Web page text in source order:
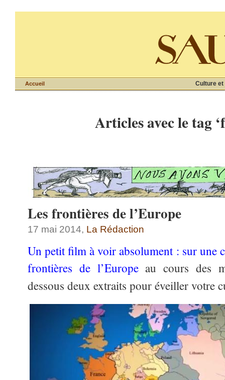
Culture et
Accueil
Articles avec le tag
Les frontières de l’Europe
17 mai 2014, La Rédaction
Un petit film à voir absolument : sur une
frontières de l’Europeau cours des
dessous deux extraits pour éveiller